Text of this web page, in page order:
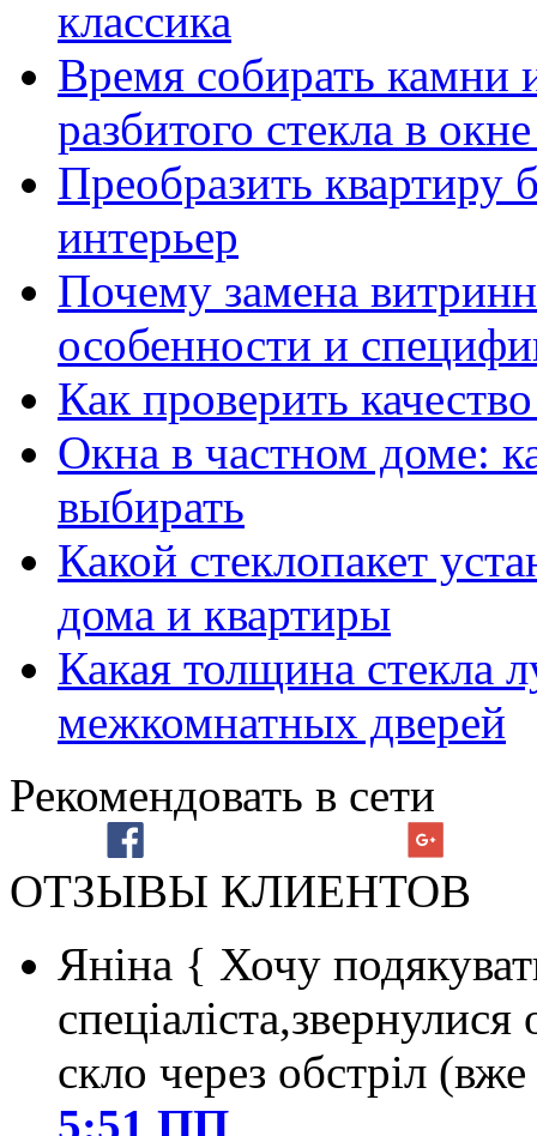
классика
Время собирать камни
разбитого стекла в
Преобразить квартиру
интерьер
Почему замена
особенности и
Как проверить
Окна в частном доме:
выбирать
Какой стеклопакет
дома и квартиры
Какая толщина стекла
межкомнатных дверей
Рекомендовать в сети
ОТЗЫВЫ КЛИЕНТОВ
Яніна { Хочу
скло через обстріл